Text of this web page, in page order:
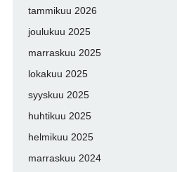
tammikuu 2026
joulukuu 2025
marraskuu 2025
lokakuu 2025
syyskuu 2025
huhtikuu 2025
helmikuu 2025
marraskuu 2024